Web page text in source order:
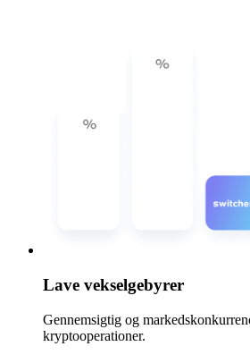
Lave vekselgebyrer
Gennemsigtig og
kryptooperationer.